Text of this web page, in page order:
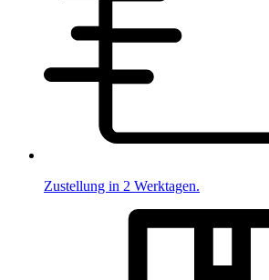
Zustellung in 2 Werktagen.